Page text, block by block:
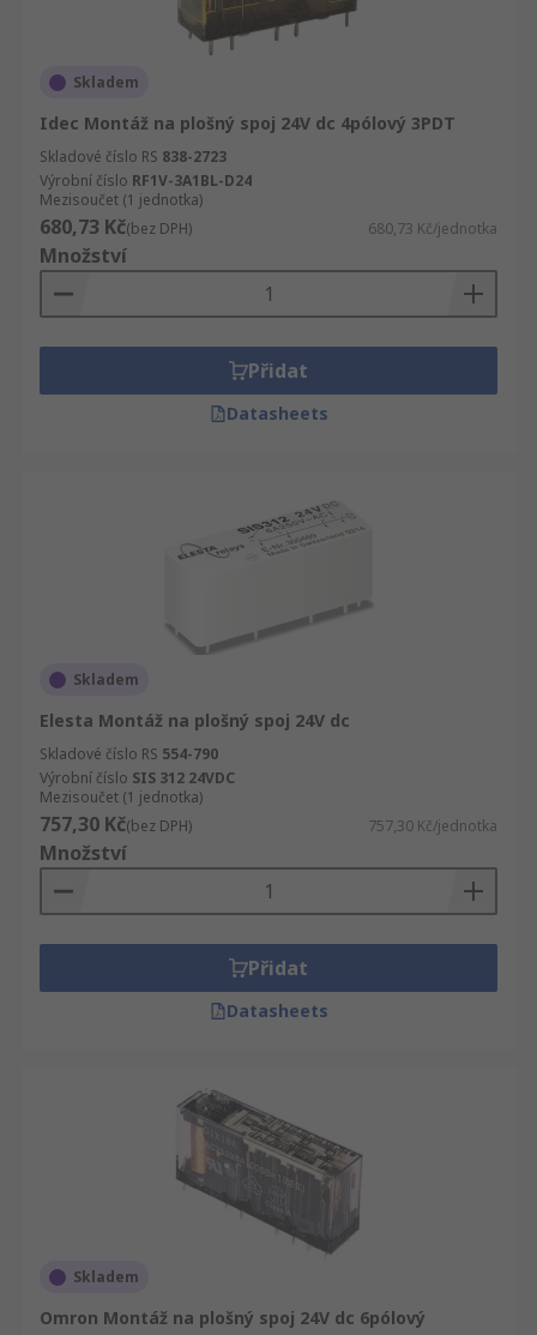
Skladem
Idec Montáž na plošný spoj 24V dc 4pólový 3PDT
Skladové číslo RS 838-2723
Výrobní číslo RF1V-3A1BL-D24
Mezisoučet (1 jednotka)
680,73 Kč(bez DPH) 680,73 Kč/jednotka
Množství
Přidat
Datasheets
Skladem
Elesta Montáž na plošný spoj 24V dc
Skladové číslo RS 554-790
Výrobní číslo SIS 312 24VDC
Mezisoučet (1 jednotka)
757,30 Kč(bez DPH) 757,30 Kč/jednotka
Množství
Přidat
Datasheets
Skladem
Omron Montáž na plošný spoj 24V dc 6pólový